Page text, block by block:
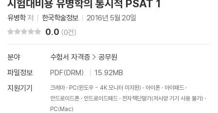
시험대비용 유병학의 통시적 PSAT 1
유병학저 한국학술정보 2016년 5월 20일
0.0 (0건)
분야 수험서 자격증 > 공무원
파일정보
PDF(DRM)
15.92MB
지원기기
크레마 PC(윈도우 - 4K 모니터 미지원) 아이폰
아이패드
안드로이드폰
안드로이드패드
전자책단말기(저사양 기기 사용 불가)
PC(Mac)